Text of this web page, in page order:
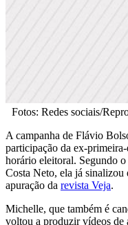
Fotos: Redes sociais/
A campanha de Flávio
participação da ex-
horário eleitoral. Segundo
Costa Neto, ela já sinalizou
apuração da revista Veja.
Michelle, que também é
voltou a produzir vídeos de